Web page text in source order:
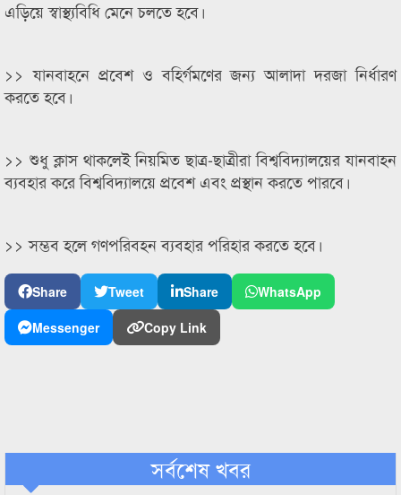
এড়িয়ে স্বাস্থ্যবিধি মেনে চলতে হবে।
>> যানবাহনে প্রবেশ ও বহির্গমণের জন্য আলাদা দরজা নির্ধারণ
করতে হবে।
>> শুধু ক্লাস থাকলেই নিয়মিত ছাত্র-ছাত্রীরা বিশ্ববিদ্যালয়ের যানবাহন
ব্যবহার করে বিশ্ববিদ্যালয়ে প্রবেশ এবং প্রস্থান করতে পারবে।
>> সম্ভব হলে গণপরিবহন ব্যবহার পরিহার করতে হবে।
Share Tweet Share
WhatsApp
Messenger
Copy Link
সর্বশেষ খবর